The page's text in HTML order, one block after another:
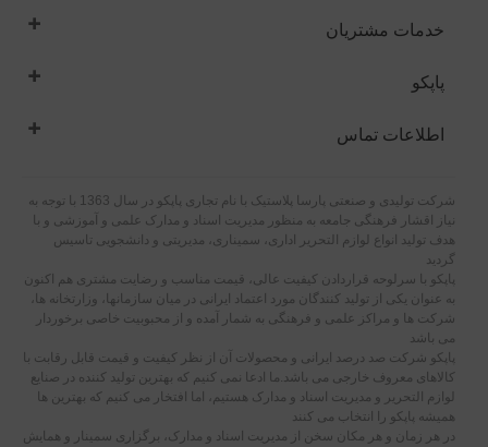
خدمات مشتریان
پاپکو
اطلاعات تماس
شرکت تولیدی و صنعتی پارسا پلاستیک با نام تجاری پاپکو در سال 1363 با توجه به
نیاز اقشار فرهنگی جامعه به منظور مدیریت اسناد و مدارک علمی و آموزشی و با
هدف تولید انواع لوازم التحریر اداری، سمیناری، مدیریتی و دانشجویی تاسیس
گردید
پاپکو با سرلوحه قراردادن کیفیت عالی، قیمت مناسب و رضایت مشتری هم اکنون
به عنوان یکی از تولید کنندگان مورد اعتماد ایرانی در میان سازمانها، وزارتخانه ها،
شرکت ها و مراکز علمی و فرهنگی به شمار آمده و از محبوبیت خاصی برخوردار
می باشد
پاپکو شرکت صد درصد ایرانی و محصولات آن از نظر کیفیت و قیمت قابل رقابت با
کالاهای معروف خارجی می باشد.ما ادعا نمی کنیم که بهترین تولید کننده در صنایع
لوازم التحریر و مدیریت اسناد و مدارک هستیم، اما افتخار می کنیم که بهترین ها
همیشه پاپکو را انتخاب می کنند
در هر زمان و هر مکان سخن از مدیریت اسناد و مدارک، برگزاری سمینار و همایش